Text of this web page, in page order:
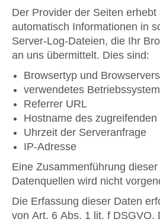
Der Provider der Seiten
automatisch Informationen in
Server-Log-Dateien, die Ihr
an uns übermittelt. Dies sind:
Browsertyp und
verwendetes Betriebssystem
Referrer URL
Hostname des
Uhrzeit der Serveranfrage
IP-Adresse
Eine Zusammenführung
Datenquellen wird nicht
Die Erfassung dieser Daten
von Art. 6 Abs. 1 lit. f DSGVO.